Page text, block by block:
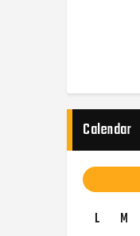
Calendar
L M